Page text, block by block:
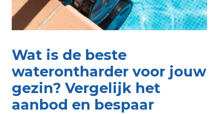
Wat is de beste
waterontharder voor jouw
gezin? Vergelijk het
aanbod en bespaar